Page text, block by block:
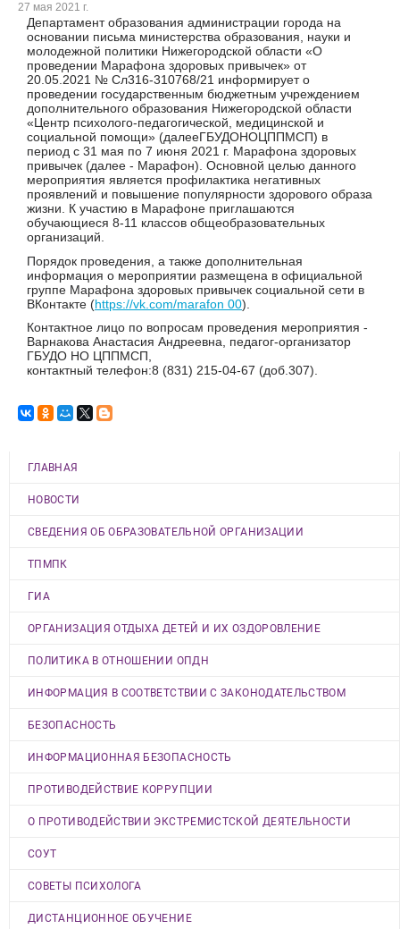
27 мая 2021 г.
Департамент образования администрации города на
основании письма министерства образования, науки и
молодежной политики Нижегородской области «О
проведении Марафона здоровых привычек» от
20.05.2021 № Сл316-310768/21 информирует о
проведении государственным бюджетным учреждением
дополнительного образования Нижегородской области
«Центр психолого-педагогической, медицинской и
социальной помощи» (далееГБУДОНОЦППМСП) в
период с 31 мая по 7 июня 2021 г. Марафона здоровых
привычек (далее - Марафон). Основной целью данного
мероприятия является профилактика негативных
проявлений и повышение популярности здорового образа
жизни. К участию в Марафоне приглашаются
обучающиеся 8-11 классов общеобразовательных
организаций.
Порядок проведения, а также дополнительная
информация о мероприятии размещена в официальной
группе Марафона здоровых привычек социальной сети в
ВКонтакте (https://vk.com/marafon 00).
Контактное лицо по вопросам проведения мероприятия -
Варнакова Анастасия Андреевна, педагог-организатор
ГБУДО НО ЦППМСП,
контактный телефон:8 (831) 215-04-67 (доб.307).
ГЛАВНАЯ
НОВОСТИ
СВЕДЕНИЯ ОБ ОБРАЗОВАТЕЛЬНОЙ ОРГАНИЗАЦИИ
ТПМПК
ГИА
ОРГАНИЗАЦИЯ ОТДЫХА ДЕТЕЙ И ИХ ОЗДОРОВЛЕНИЕ
ПОЛИТИКА В ОТНОШЕНИИ ОПДН
ИНФОРМАЦИЯ В СООТВЕТСТВИИ С ЗАКОНОДАТЕЛЬСТВОМ
БЕЗОПАСНОСТЬ
ИНФОРМАЦИОННАЯ БЕЗОПАСНОСТЬ
ПРОТИВОДЕЙСТВИЕ КОРРУПЦИИ
О ПРОТИВОДЕЙСТВИИ ЭКСТРЕМИСТСКОЙ ДЕЯТЕЛЬНОСТИ
СОУТ
СОВЕТЫ ПСИХОЛОГА
ДИСТАНЦИОННОЕ ОБУЧЕНИЕ